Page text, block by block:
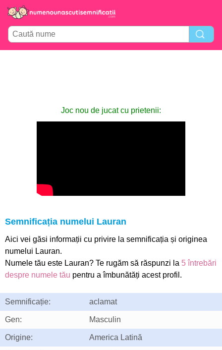
Joc nou de jucat cu prietenii:
Semnificația numelui Lauran
Aici vei găsi informații cu privire la semnificația și originea
numelui Lauran.
Numele tău este Lauran? Te rugăm să răspunzi la 5 întrebări
despre numele tău pentru a îmbunătăți acest profil.
Semnificație: aclamat
Gen: Masculin
Origine: America Latină